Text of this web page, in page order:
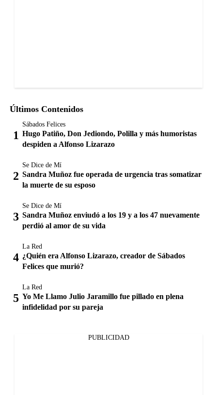
Últimos Contenidos
Sábados Felices
Hugo Patiño, Don Jediondo, Polilla y más humoristas
despiden a Alfonso Lizarazo
Se Dice de Mí
Sandra Muñoz fue operada de urgencia tras somatizar
la muerte de su esposo
Se Dice de Mí
Sandra Muñoz enviudó a los 19 y a los 47 nuevamente
perdió al amor de su vida
La Red
¿Quién era Alfonso Lizarazo, creador de Sábados
Felices que murió?
La Red
Yo Me Llamo Julio Jaramillo fue pillado en plena
infidelidad por su pareja
PUBLICIDAD